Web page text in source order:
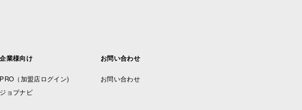
業様向け
（加盟店ログイン)
ョブナビ
お問い合わせ
お問い合わせ